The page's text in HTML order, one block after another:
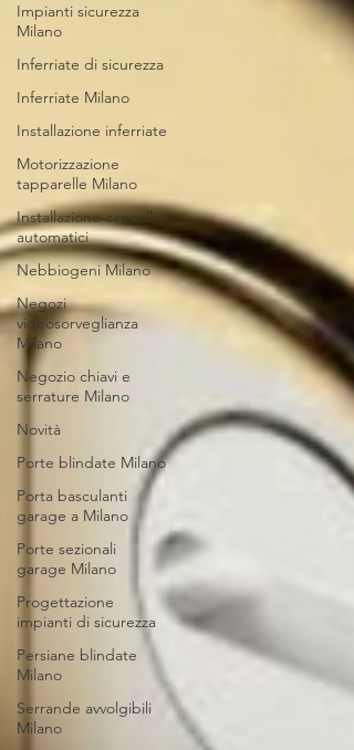
Impianti sicurezza
Milano
Inferriate di sicurezza
Inferriate Milano
Installazione inferriate
Motorizzazione
tapparelle Milano
Installazione cancelli
automatici
Nebbiogeni Milano
Negozi
videosorveglianza
Milano
Negozio chiavi e
serrature Milano
Novità
Porte blindate Milano
Porta basculanti
garage a Milano
Porte sezionali
garage Milano
Progettazione
impianti di sicurezza
Persiane blindate
Milano
Serrande avvolgibili
Milano